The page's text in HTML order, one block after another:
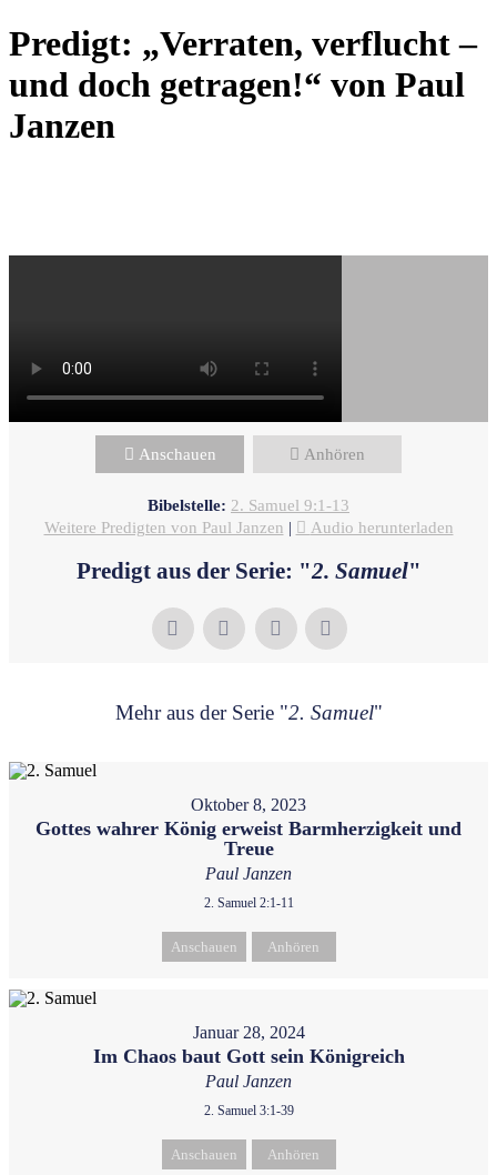
Zum
Inhalt
wechseln
Predigt: „Verraten, verflucht –
und doch getragen!“ von Paul
Janzen
Anschauen Anhören
Bibelstelle: 2. Samuel 9:1-13
Weitere Predigten von Paul Janzen | Audio herunterladen
Predigt aus der Serie: "2. Samuel"
Mehr aus der Serie "2. Samuel"
Oktober 8, 2023
Gottes wahrer König erweist Barmherzigkeit und
Treue
Paul Janzen
2. Samuel 2:1-11
Anschauen Anhören
Januar 28, 2024
Im Chaos baut Gott sein Königreich
Paul Janzen
2. Samuel 3:1-39
Anschauen Anhören